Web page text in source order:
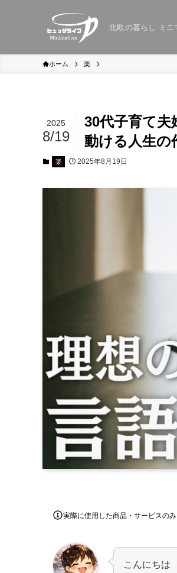
北欧の暮らし ミニ
ホーム 楽
30代子育て
動ける人生の
2025
8/19
楽 2025年8月19日
実際に使用した商品・サービスの
こんにちは